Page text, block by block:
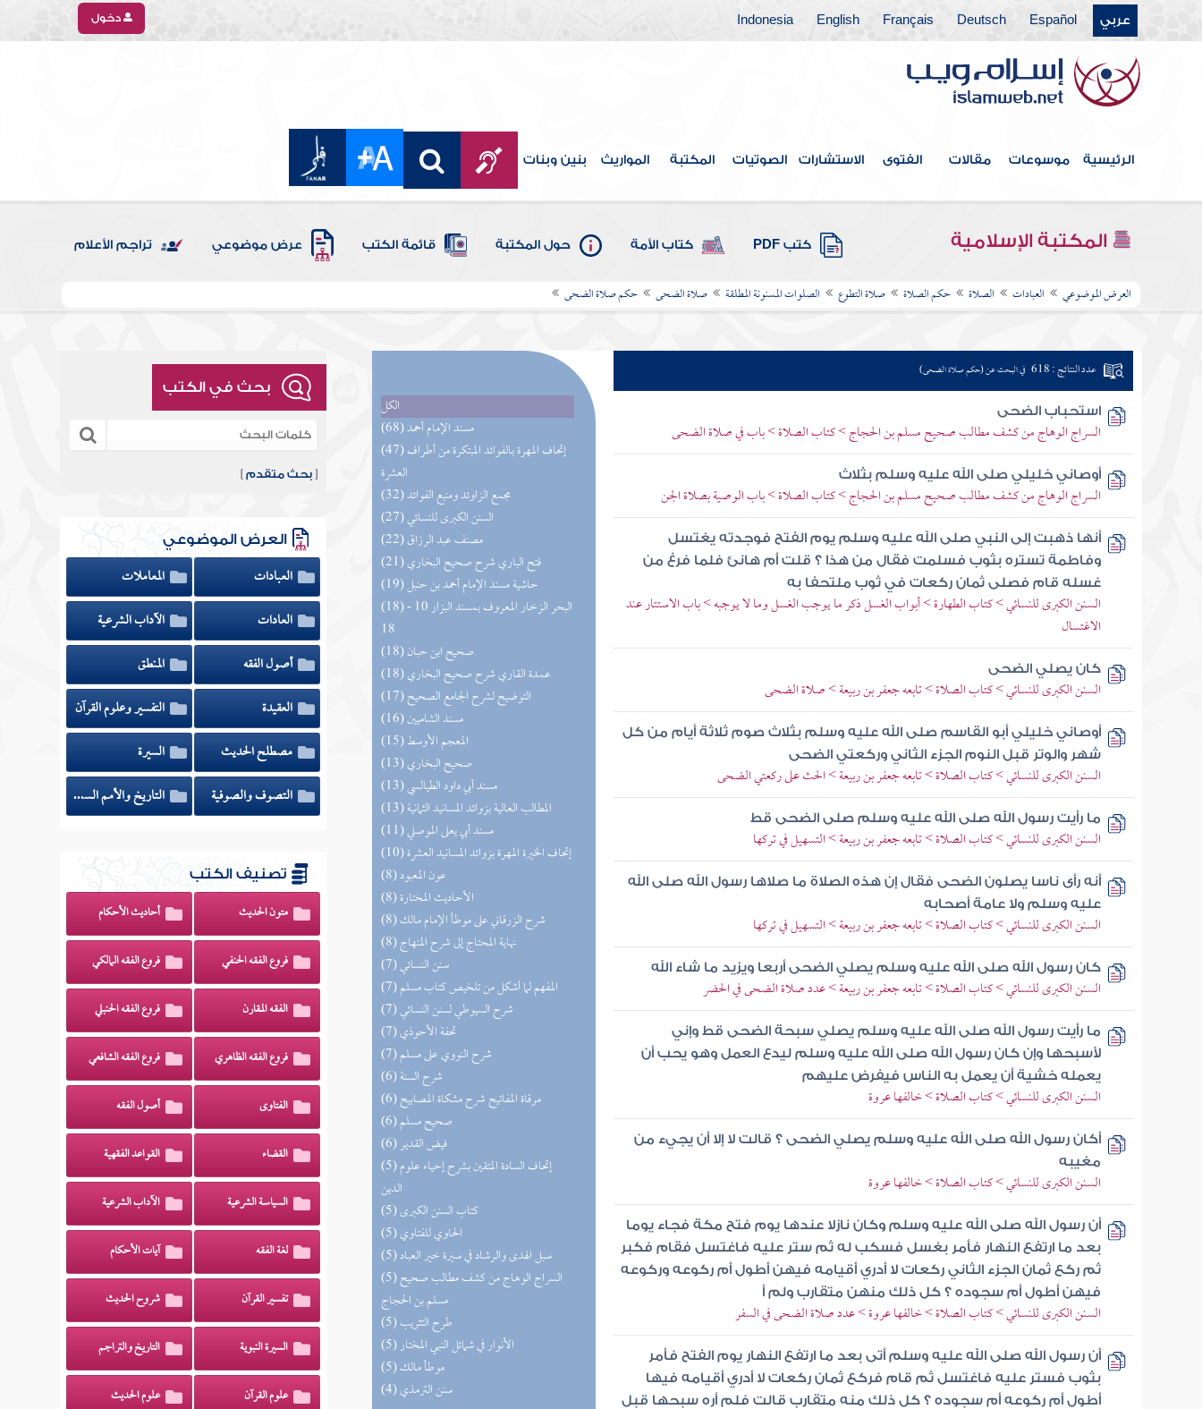
عربي Español
Deutsch
Français
English
Indonesia دخول
الرئيسية موسوعات مقالات الفتوى الاستشارات الصوتيات المكتبة المواريث بنين وبنات
المكتبة الإسلامية كتب PDF كتاب الأمة حول المكتبة قائمة الكتب عرض موضوعي تراجم الأعلام
العرض الموضوعي العبادات الصلاة حكم الصلاة صلاة التطوع الصلوات المسنونة المطلقة صلاة الضحى حكم صلاة الضحى
الكل
(68) مسند الإمام أحمد
(47) إتحاف المهرة بالفوائد المبتكرة من أطراف
العشرة
(32) مجمع الزاوئد ومنبع الفوائد
(27) السنن الكبرى للنسائي
(22) مصنف عبد الرزاق
(21) فتح الباري شرح صحيح البخاري
(19) حاشية مسند الإمام أحمد بن حنبل
(18) البحر الزخار المعروف بمسند البزار 10 -
18
(18) صحيح ابن حبان
(18) عمدة القاري شرح صحيح البخاري
(17) التوضيح لشرح الجامع الصحيح
(16) مسند الشاميين
(15) المعجم الأوسط
(13) صحيح البخاري
(13) مسند أبي داود الطيالسي
(13) المطالب العالية بزوائد المسانيد الثمانية
(11) مسند أبي يعلى الموصلي
(10) إتحاف الخيرة المهرة بزوائد المسانيد العشرة
(8) عون المعبود
(8) الأحاديث المختارة
(8) شرح الزرقاني على موطأ الإمام مالك
(8) نهاية المحتاج إلى شرح المنهاج
(7) سنن النسائي
(7) المفهم لما أشكل من تلخيص كتاب مسلم
(7) شرح السيوطي لسنن النسائي
(7) تحفة الأحوذي
(7) شرح النووي على مسلم
(6) شرح السنة
(6) مرقاة المفاتيح شرح مشكاة المصابيح
(6) صحيح مسلم
(6) فيض القدير
(5) إتحاف السادة المتقين بشرح إحياء علوم
الدين
(5) كتاب السنن الكبرى
(5) الحاوي للفتاوي
(5) سبل الهدى والرشاد في سيرة خير العباد
(5) السراج الوهاج من كشف مطالب صحيح
مسلم بن الحجاج
(5) طرح التثريب
(5) الأنوار في شمائل النبي المختار
(5) موطأ مالك
(4) سنن الترمذي
عدد النتائج : 618 في البحث عن (حكم صلاة الضحى)
استحباب الضحى
السراج الوهاج من كشف مطالب صحيح مسلم بن الحجاج > كتاب الصلاة > باب في صلاة الضحى
أوصاني خليلي صلى الله عليه وسلم بثلاث
السراج الوهاج من كشف مطالب صحيح مسلم بن الحجاج > كتاب الصلاة > باب الوصية بصلاة الجن
أنها ذهبت إلى النبي صلى الله عليه وسلم يوم الفتح فوجدته يغتسل
وفاطمة تستره بثوب فسلمت فقال من هذا ؟ قلت أم هانئ فلما فرغ من
غسله قام فصلى ثمان ركعات في ثوب ملتحفا به
السنن الكبرى للنسائي > كتاب الطهارة > أبواب الغسل ذكر ما يوجب الغسل وما لا يوجبه > باب الاستتار عند
الاغتسال
كان يصلي الضحى
السنن الكبرى للنسائي > كتاب الصلاة > تابعه جعفر بن ربيعة > صلاة الضحى
أوصاني خليلي أبو القاسم صلى الله عليه وسلم بثلاث صوم ثلاثة أيام من كل
شهر والوتر قبل النوم الجزء الثاني وركعتي الضحى
السنن الكبرى للنسائي > كتاب الصلاة > تابعه جعفر بن ربيعة > الحث على ركعتي الضحى
ما رأيت رسول الله صلى الله عليه وسلم صلى الضحى قط
السنن الكبرى للنسائي > كتاب الصلاة > تابعه جعفر بن ربيعة > التسهيل في تركها
أنه رأى ناسا يصلون الضحى فقال إن هذه الصلاة ما صلاها رسول الله صلى الله
عليه وسلم ولا عامة أصحابه
السنن الكبرى للنسائي > كتاب الصلاة > تابعه جعفر بن ربيعة > التسهيل في تركها
كان رسول الله صلى الله عليه وسلم يصلي الضحى أربعا ويزيد ما شاء الله
السنن الكبرى للنسائي > كتاب الصلاة > تابعه جعفر بن ربيعة > عدد صلاة الضحى في الحضر
ما رأيت رسول الله صلى الله عليه وسلم يصلي سبحة الضحى قط وإني
لأسبحها وإن كان رسول الله صلى الله عليه وسلم ليدع العمل وهو يحب أن
يعمله خشية أن يعمل به الناس فيفرض عليهم
السنن الكبرى للنسائي > كتاب الصلاة > خالفها عروة
أكان رسول الله صلى الله عليه وسلم يصلي الضحى ؟ قالت لا إلا أن يجيء من
مغيبه
السنن الكبرى للنسائي > كتاب الصلاة > خالفها عروة
أن رسول الله صلى الله عليه وسلم وكان نازلا عندها يوم فتح مكة فجاء يوما
بعد ما ارتفع النهار فأمر بغسل فسكب له ثم ستر عليه فاغتسل فقام فكبر
ثم ركع ثمان الجزء الثاني ركعات لا أدري أقيامه فيهن أطول أم ركوعه وركوعه
فيهن أطول أم سجوده ؟ كل ذلك منهن متقارب ولم أ
السنن الكبرى للنسائي > كتاب الصلاة > خالفها عروة > عدد صلاة الضحى في السفر
أن رسول الله صلى الله عليه وسلم أتى بعد ما ارتفع النهار يوم الفتح فأمر
بثوب فستر عليه فاغتسل ثم قام فركع ثمان ركعات لا أدري أقيامه فيها
أطول أم ركوعه أم سجوده ؟ كل ذلك منه متقارب قالت فلم أره سبحها قبل
بحث في الكتب
[بحث متقدم ]
العرض الموضوعي
العبادات
المعاملات
العادات
الآداب الشرعية
أصول الفقه
المنطق
العقيدة
التفسير وعلوم القرآن
مصطلح الحديث
السيرة
التصوف والصوفية
التاريخ والأمم السابقة
تصنيف الكتب
متون الحديث أحاديث الأحكام
فروع الفقه الحنفي فروع الفقه المالكي
الفقه المقارن فروع الفقه الحنبلي
فروع الفقه الظاهري فروع الفقه الشافعي
الفتاوى أصول الفقه
القضاء القواعد الفقهية
السياسة الشرعية الآداب الشرعية
لغة الفقه آيات الأحكام
تفسير القرآن شروح الحديث
السيرة النبوية التاريخ والتراجم
علوم القرآن علوم الحديث